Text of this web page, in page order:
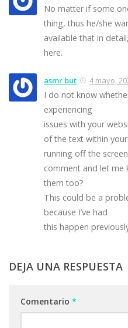
No matter if some
thing, thus he/she
available that in
here.
asmr but 4 mayo,
I do not know
experiencing
issues with your
of the text within
running off the
comment and let me
them too?
This could be a
because I’ve had
this happen
DEJA UNA RESPUESTA
Comentario *